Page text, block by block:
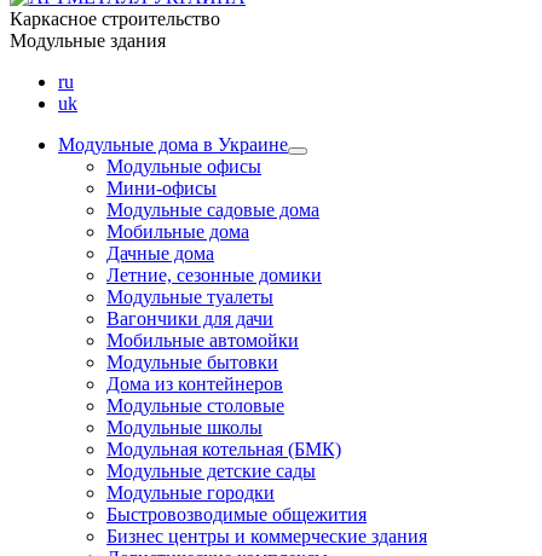
Каркасное строительство
Модульные здания
ru
uk
Модульные дома в Украине
Модульные офисы
Мини-офисы
Модульные садовые дома
Мобильные дома
Дачные дома
Летние, сезонные домики
Модульные туалеты
Вагончики для дачи
Мобильные автомойки
Модульные бытовки
Дома из контейнеров
Модульные столовые
Модульные школы
Модульная котельная (БМК)
Модульные детские сады
Модульные городки
Быстровозводимые общежития
Бизнес центры и коммерческие здания